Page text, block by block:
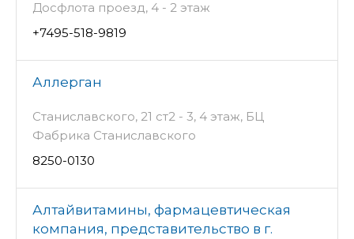
Досфлота проезд, 4 - 2 этаж
+7495-518-9819
Аллерган
Станиславского, 21 ст2 - 3, 4 этаж, БЦ
Фабрика Станиславского
8250-0130
Алтайвитамины, фармацевтическая
компания, представительство в г.